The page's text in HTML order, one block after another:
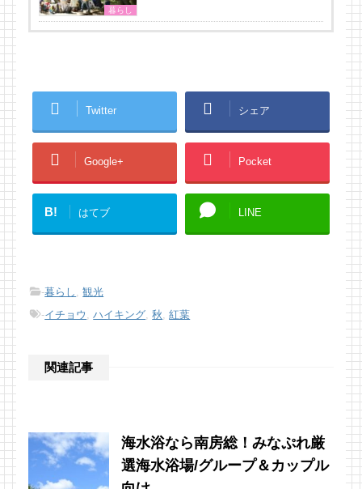
暮らし
Twitter シェア
Google+ Pocket
B! はてブ LINE
-暮らし ,観光
-イチョウ ,ハイキング ,秋 ,紅葉
関連記事
海水浴なら南房総！みなぷれ厳
選海水浴場/グループ＆カップル